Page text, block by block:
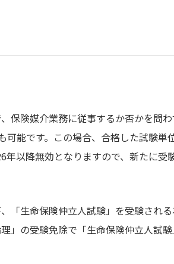
保険媒介業務に従事するか否かを問わ
能です。この場合、合格した試験単
以降無効となりますので、新たに受
「生命保険仲立人試験」を受験され
」の受験免除で「生命保険仲立人試